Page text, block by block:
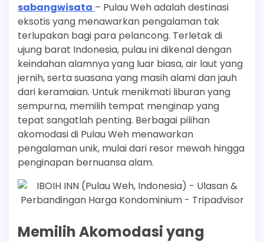
sabangwisata – Pulau Weh adalah destinasi
eksotis yang menawarkan pengalaman tak
terlupakan bagi para pelancong. Terletak di
ujung barat Indonesia, pulau ini dikenal dengan
keindahan alamnya yang luar biasa, air laut yang
jernih, serta suasana yang masih alami dan jauh
dari keramaian. Untuk menikmati liburan yang
sempurna, memilih tempat menginap yang
tepat sangatlah penting. Berbagai pilihan
akomodasi di Pulau Weh menawarkan
pengalaman unik, mulai dari resor mewah hingga
penginapan bernuansa alam.
Memilih Akomodasi yang